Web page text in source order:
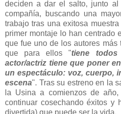
deciden a dar el salto, junto al
compañía, buscando una
trabajo tras una exitosa
primer montaje lo han centrado
que fue uno de los autores
que para ellos "tiene
actor/actriz tiene que poner
un espectáculo: voz, cuerpo,
escena". Tras su estreno en la
la Usina a comienzos de
continuar cosechando éxitos y
divertida) que puede ser la vida.